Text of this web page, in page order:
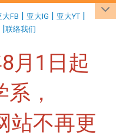
大FB | 亚大IG | 亚大YT |
|联络我们
月1日起
，
站不再更